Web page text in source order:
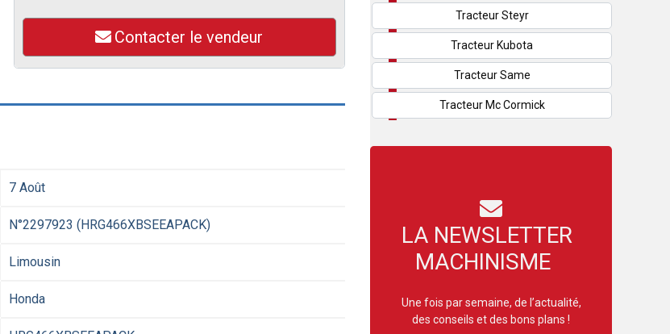
Contacter le vendeur
7 Août
N°2297923 (HRG466XBSEEAPACK)
Limousin
Honda
Tracteur Steyr
Tracteur Kubota
Tracteur Same
Tracteur Mc Cormick
LA NEWSLETTER
MACHINISME
Une fois par semaine, de l’actualité,
des conseils et des bons plans !